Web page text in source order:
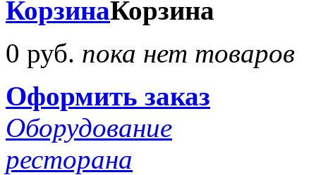
КорзинаКорзина
0 руб. пока нет товаров
Оформить заказ
Оборудование
ресторана